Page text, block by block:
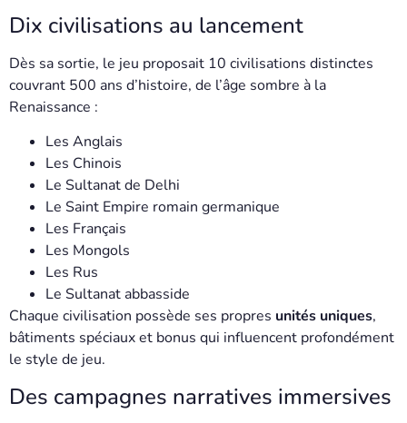
Dix civilisations au lancement
Dès sa sortie, le jeu proposait 10 civilisations distinctes
couvrant 500 ans d’histoire, de l’âge sombre à la
Renaissance :
Les Anglais
Les Chinois
Le Sultanat de Delhi
Le Saint Empire romain germanique
Les Français
Les Mongols
Les Rus
Le Sultanat abbasside
Chaque civilisation possède ses propres unités uniques,
bâtiments spéciaux et bonus qui influencent profondément
le style de jeu.
Des campagnes narratives immersives